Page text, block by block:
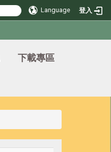
Language 登入
下載專區